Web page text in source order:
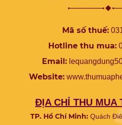
Mã số thuế:
Hotline thu mua:
Email:
Website: www.
ĐỊA CHỈ THU MUA
TP. Hồ Chí Minh:Quách